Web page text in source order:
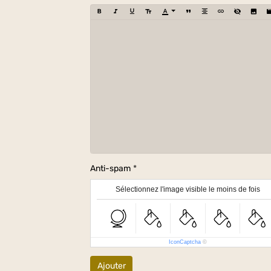
Anti-spam
Sélectionnez l'image visible le moins de fois
IconCaptcha ©
Ajouter